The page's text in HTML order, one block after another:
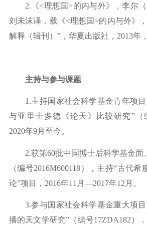
2. 《<理想国 >的内与外》，李尔（
刘未沫译，载《<理想国 >的内与外》
解释（辑刊）”，华夏出版社，2013年
主持与参与课题
1.主持国家社会科学基金青年项目
与亚里士多德《论天》比较研究”（
2020年9月至今。
2.获第60批中国博士后科学基金面
（编号2016M600118），主持“古代希
论”项目， 2016年1 1 月 —2017年1 2月。
3.参与国家社会科学基金重大项
播的天文学研究”（编号17ZDA182）